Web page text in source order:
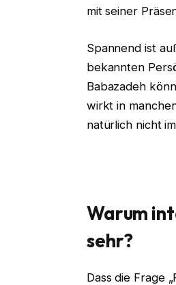
mit seiner
Spannend ist
bekannten
Babazadeh
wirkt in
natürlich nicht
Warum
sehr?
Dass die Frage